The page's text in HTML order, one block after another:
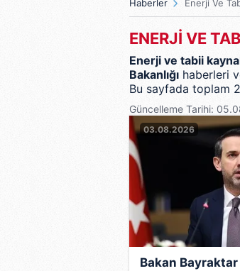
Haberler Enerji Ve
ENERJİ VE
Enerji ve tabii
Bakanlığı haberleri
Bu sayfada toplam
Güncelleme Tarihi:
03.08.2026
Bakan